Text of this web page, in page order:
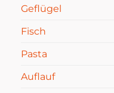
Geflügel
Fisch
Pasta
Auflauf